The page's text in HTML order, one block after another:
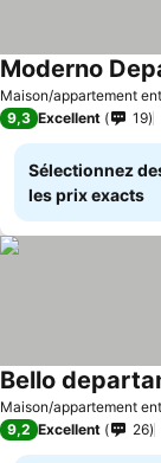
Maison/appartement
9,3 Excellent 19
Sélectionnez
les prix exacts
Maison/appartement
Bello
9,2 Excellent 26